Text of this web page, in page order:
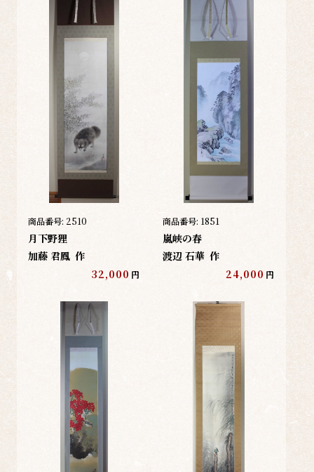
商品番号: 2510
月下野狸
加藤 君鳳 作
32,000 円
商品番号: 1851
嵐峡の春
渡辺 石華 作
24,000 円